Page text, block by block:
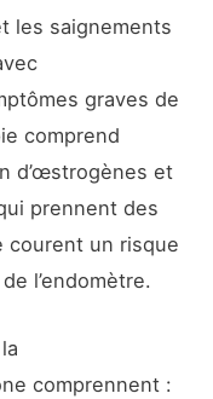
les saignements
graves de
comprend
d’œstrogènes et
prennent des
un risque
l’endomètre.
comprennent :